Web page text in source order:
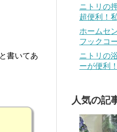
書いてあ
ニトリの
超便利！
ホームセ
フックコ
ニトリの
ーが便利
人気の記